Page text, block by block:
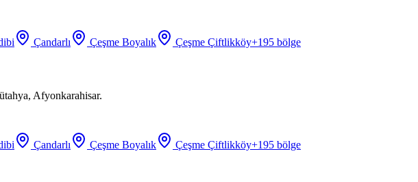
Çandarlı Çeşme Boyalık Çeşme Çiftlikköy+195 bölge
Afyonkarahisar.
Çandarlı Çeşme Boyalık Çeşme Çiftlikköy+195 bölge